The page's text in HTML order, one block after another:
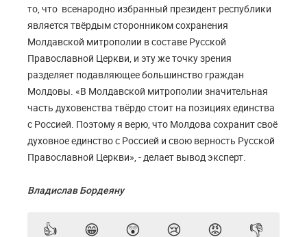
то, что всенародно избранный президент республики
является твёрдым сторонником сохранения
Молдавской митрополии в составе Русской
Православной Церкви, и эту же точку зрения
разделяет подавляющее большинство граждан
Молдовы. «В Молдавской митрополии значительная
часть духовенства твёрдо стоит на позициях единства
с Россией. Поэтому я верю, что Молдова сохранит своё
духовное единство с Россией и свою верность Русской
Православной Церкви», - делает вывод эксперт.
Владислав Бордеяну
👍 😁 😲 😢 😡 👎